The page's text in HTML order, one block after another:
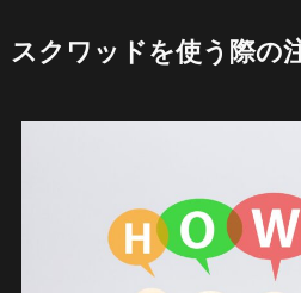
スクワッドを使う際の